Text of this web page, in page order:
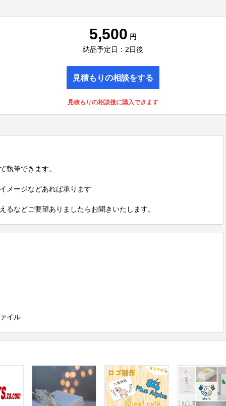
5,500 円
納品予定日：2日後
見積もりの相談をする
見積もりの相談後に購入できます
執筆できます。
メージなどあれば承ります
るなどご要望ありましたらお聞きいたします。
イル